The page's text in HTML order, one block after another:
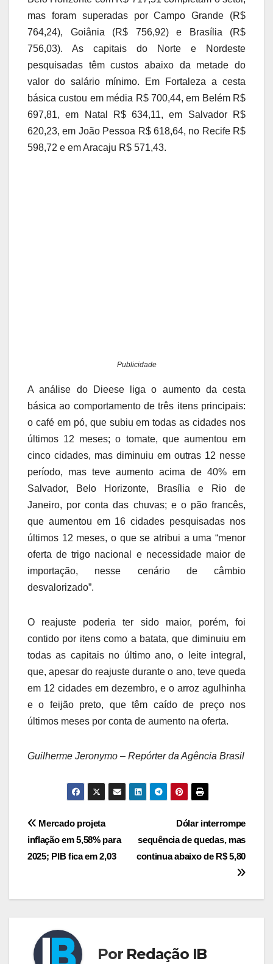
mas foram superadas por Campo Grande (R$
764,24), Goiânia (R$ 756,92) e Brasília (R$
756,03). As capitais do Norte e Nordeste
pesquisadas têm custos abaixo da metade do
valor do salário mínimo. Em Fortaleza a cesta
básica custou em média R$ 700,44, em Belém R$
697,81, em Natal R$ 634,11, em Salvador R$
620,23, em João Pessoa R$ 618,64, no Recife R$
598,72 e em Aracaju R$ 571,43.
Publicidade
A análise do Dieese liga o aumento da cesta
básica ao comportamento de três itens principais:
o café em pó, que subiu em todas as cidades nos
últimos 12 meses; o tomate, que aumentou em
cinco cidades, mas diminuiu em outras 12 nesse
período, mas teve aumento acima de 40% em
Salvador, Belo Horizonte, Brasília e Rio de
Janeiro, por conta das chuvas; e o pão francês,
que aumentou em 16 cidades pesquisadas nos
últimos 12 meses, o que se atribui a uma “menor
oferta de trigo nacional e necessidade maior de
importação, nesse cenário de câmbio
desvalorizado”.
O reajuste poderia ter sido maior, porém, foi
contido por itens como a batata, que diminuiu em
todas as capitais no último ano, o leite integral,
que, apesar do reajuste durante o ano, teve queda
em 12 cidades em dezembro, e o arroz agulhinha
e o feijão preto, que têm caído de preço nos
últimos meses por conta de aumento na oferta.
Guilherme Jeronymo – Repórter da Agência Brasil
Navegação
de
Dólar interrompe
sequência de quedas, mas
continua abaixo de R$ 5,80
Mercado projeta
inflação em 5,58% para
2025; PIB fica em 2,03
Por Redação IB